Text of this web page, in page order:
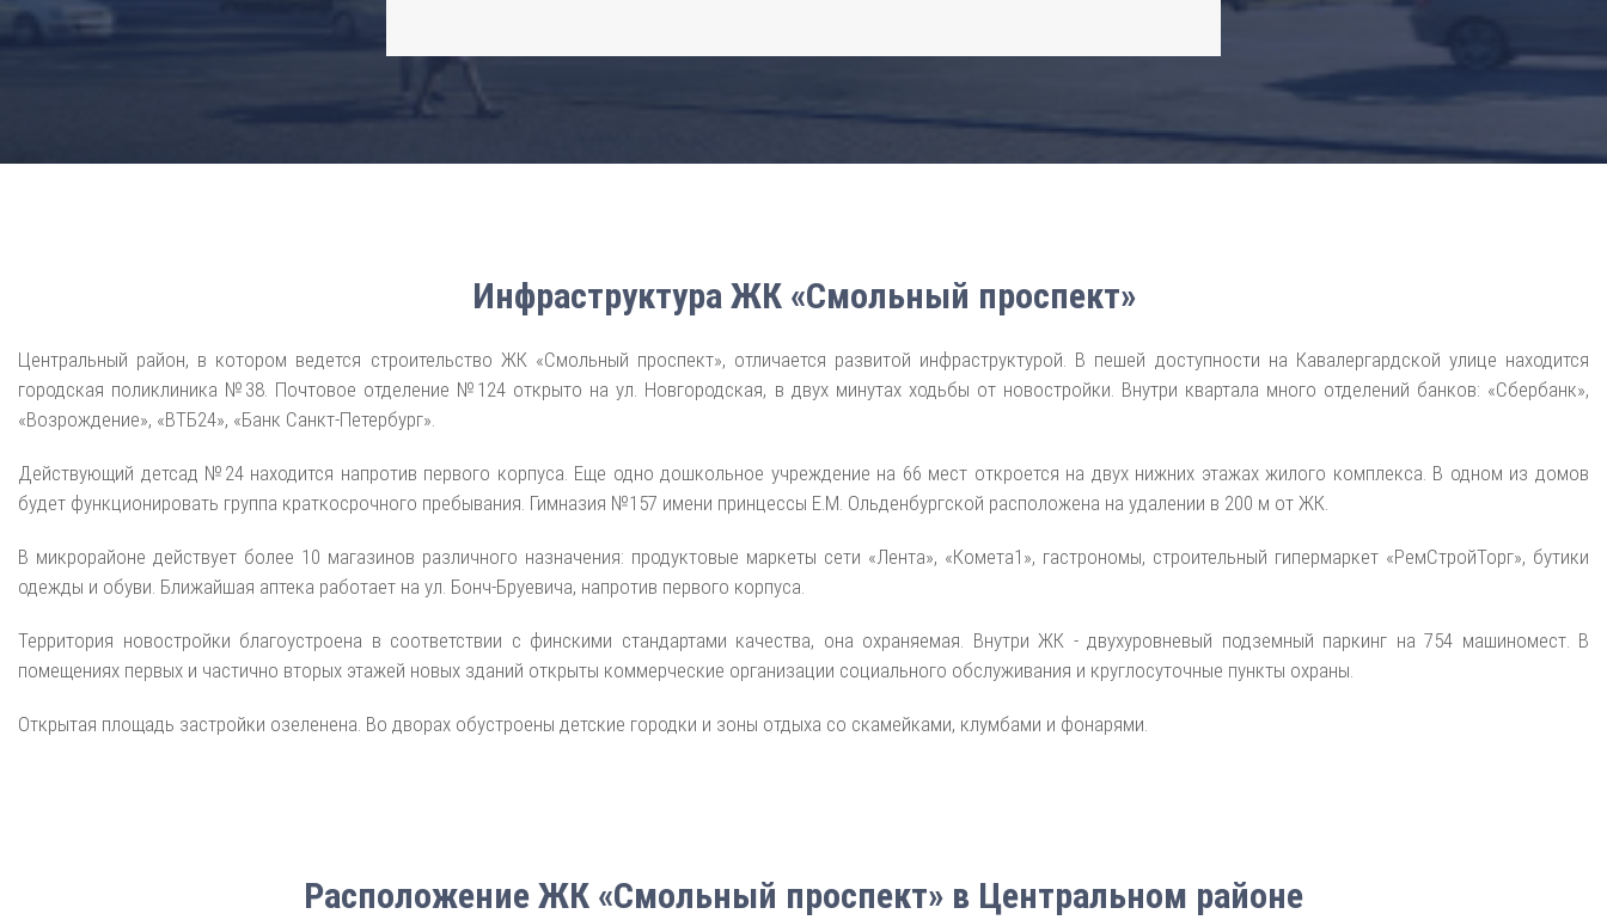
Инфраструктура ЖК «Смольный проспект»
Центральный район, в котором ведется строительство ЖК «Смольный проспект», отличается развитой инфраструктурой. В пешей доступности на Кавалергардской улице находится
городская поликлиника №38. Почтовое отделение №124 открыто на ул. Новгородская, в двух минутах ходьбы от новостройки. Внутри квартала много отделений банков: «Сбербанк»,
«Возрождение», «ВТБ24», «Банк Санкт-Петербург».
Действующий детсад №24 находится напротив первого корпуса. Еще одно дошкольное учреждение на 66 мест откроется на двух нижних этажах жилого комплекса. В одном из домов
будет функционировать группа краткосрочного пребывания. Гимназия №157 имени принцессы Е.М. Ольденбургской расположена на удалении в 200 м от ЖК.
В микрорайоне действует более 10 магазинов различного назначения: продуктовые маркеты сети «Лента», «Комета1», гастрономы, строительный гипермаркет «РемСтройТорг», бутики
одежды и обуви. Ближайшая аптека работает на ул. Бонч-Бруевича, напротив первого корпуса.
Территория новостройки благоустроена в соответствии с финскими стандартами качества, она охраняемая. Внутри ЖК - двухуровневый подземный паркинг на 754 машиномест. В
помещениях первых и частично вторых этажей новых зданий открыты коммерческие организации социального обслуживания и круглосуточные пункты охраны.
Открытая площадь застройки озеленена. Во дворах обустроены детские городки и зоны отдыха со скамейками, клумбами и фонарями.
Расположение ЖК «Смольный проспект» в Центральном районе